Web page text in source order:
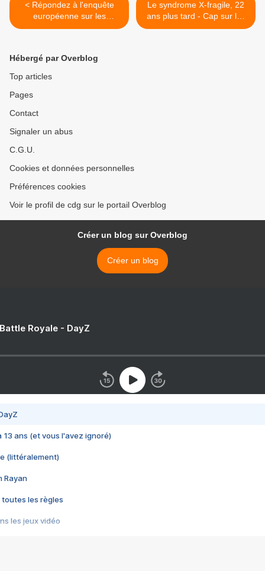
< Répondez à l'enquête
européenne sur les
interventions délivrées aux
Le syndrome X-fragile, 22
ans plus tard - Cap sur les
neurosciences - Qualité de
Hébergé par Overblog
Top articles
Pages
Contact
Signaler un abus
C.G.U.
Cookies et données personnelles
Préférences cookies
Voir le profil de cdg sur le portail Overblog
Créer un blog sur Overblog
Créer un blog
Royale - DayZ
13 ans (et vous l'avez ignoré)
(littéralement)
Rayan
toutes les règles
les jeux vidéo